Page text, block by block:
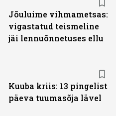
Jõuluime vihmametsas:
vigastatud teismeline
jäi lennuõnnetuses ellu
Kuuba kriis: 13 pingelist
päeva tuumasõja lävel